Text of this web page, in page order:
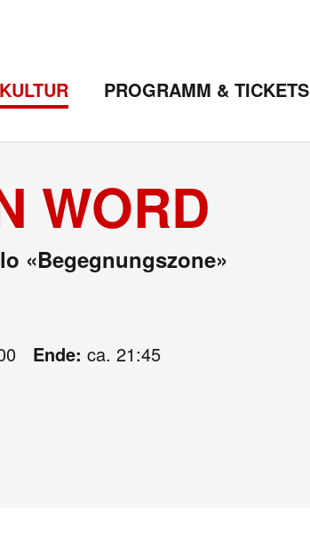
KULTUR PROGRAMM & TICKETS
WORD
«Begegnungszone»
Ende: ca. 21:45